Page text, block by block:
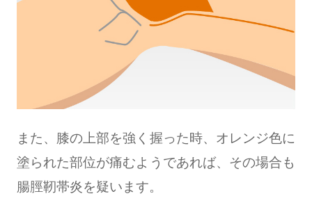
また、膝の上部を強く握った時、オレンジ色に
塗られた部位が痛むようであれば、その場合も
腸脛靭帯炎を疑います。